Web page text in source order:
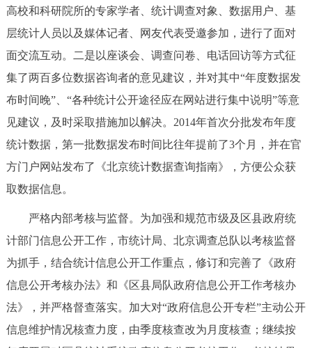
高校和科研院所的专家学者、统计调查对象、数据用户、基
层统计人员以及媒体记者、网友代表受邀参加，进行了面对
面交流互动。二是以座谈会、调查问卷、电话回访等方式征
集了两百多位数据咨询者的意见建议，并对其中“年度数据发
布时间晚”、“各种统计公开途径应在网站进行集中说明”等意
见建议，及时采取措施加以解决。2014年首次分批发布年度
统计数据，第一批数据发布时间比往年提前了3个月，并在官
方门户网站发布了《北京统计数据查询指南》，方便公众获
取数据信息。
严格内部考核与监督。为加强和规范市级及区县政府统
计部门信息公开工作，市统计局、北京调查总队以考核监督
为抓手，结合统计信息公开工作重点，修订和完善了《政府
信息公开考核办法》和《区县局队政府信息公开工作考核办
法》，并严格督查落实。加大对“政府信息公开专栏”主动公开
信息维护情况核查力度，由季度核查改为月度核查；继续按